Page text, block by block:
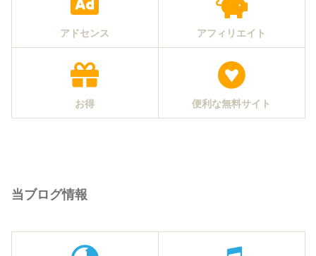
アドセンス アフィリエイト
お得 便利な無料サイト
当ブログ情報